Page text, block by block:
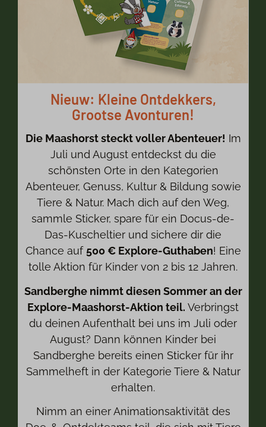
Nieuw: Kleine Ontdekkers,
Grootse Avonturen!
Die Maashorst steckt voller Abenteuer! Im
Juli und August entdeckst du die
schönsten Orte in den Kategorien
Abenteuer, Genuss, Kultur & Bildung sowie
Tiere & Natur. Mach dich auf den Weg,
sammle Sticker, spare für ein Docus-de-
Das-Kuscheltier und sichere dir die
Chance auf 500 € Explore-Guthaben! Eine
tolle Aktion für Kinder von 2 bis 12 Jahren.
Sandberghe nimmt diesen Sommer an der
Explore-Maashorst-Aktion teil. Verbringst
du deinen Aufenthalt bei uns im Juli oder
August? Dann können Kinder bei
Sandberghe bereits einen Sticker für ihr
Sammelheft in der Kategorie Tiere & Natur
erhalten.
Nimm an einer Animationsaktivität des